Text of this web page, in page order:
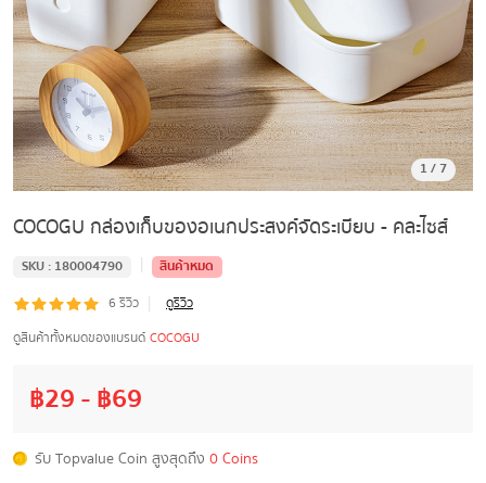
1 / 7
COCOGU กล่องเก็บของอเนกประสงค์จัดระเบียบ - คละไซส์
SKU : 180004790 |
สินค้าหมด
6 รีวิว |
ดูรีวิว
ดูสินค้าทั้งหมดของแบรนด์ COCOGU
฿29- ฿69
รับ Topvalue Coin สูงสุดถึง 0 Coins